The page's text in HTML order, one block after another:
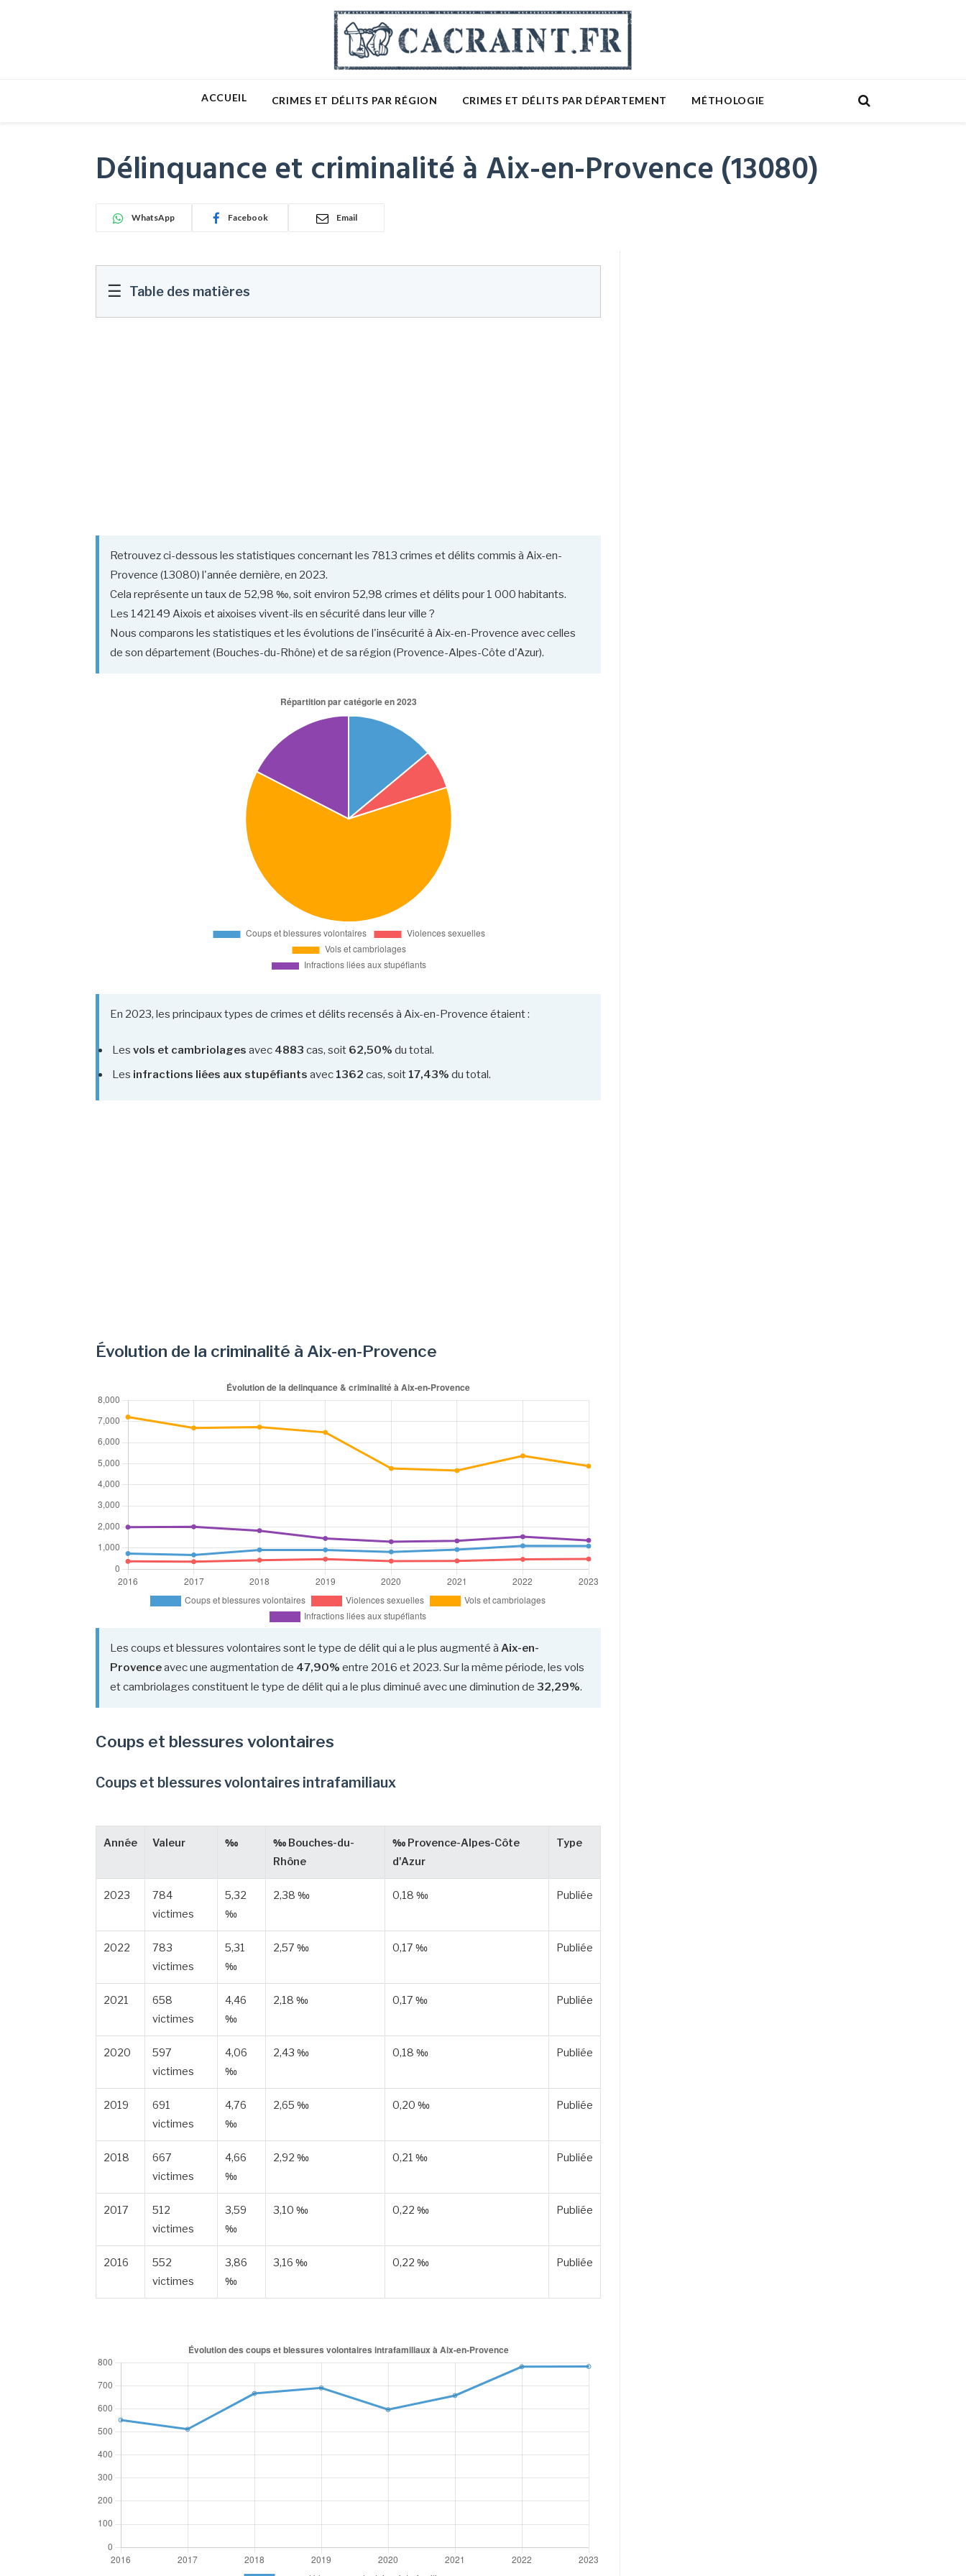
ACCUEIL CRIMES ET DÉLITS PAR RÉGION CRIMES ET DÉLITS PAR DÉPARTEMENT MÉTHOLOGIE
Délinquance et criminalité à Aix-en-Provence (13080)
WhatsApp Facebook Email
☰ Table des matières
Retrouvez ci-dessous les statistiques concernant les 7813 crimes et délits commis à Aix-en-
Provence (13080) l'année dernière, en 2023.
Cela représente un taux de 52,98 ‰, soit environ 52,98 crimes et délits pour 1 000 habitants.
Les 142149 Aixois et aixoises vivent-ils en sécurité dans leur ville ?
Nous comparons les statistiques et les évolutions de l'insécurité à Aix-en-Provence avec celles
de son département (Bouches-du-Rhône) et de sa région (Provence-Alpes-Côte d'Azur).
En 2023, les principaux types de crimes et délits recensés à Aix-en-Provence étaient :
Les vols et cambriolages avec 4883 cas, soit 62,50% du total.
Les infractions liées aux stupéfiants avec 1362 cas, soit 17,43% du total.
Évolution de la criminalité à Aix-en-Provence
Les coups et blessures volontaires sont le type de délit qui a le plus augmenté à Aix-en-
Provenceavec une augmentation de 47,90% entre 2016 et 2023. Sur la même période, les vols
et cambriolages constituent le type de délit qui a le plus diminué avec une diminution de 32,29%.
Coups et blessures volontaires
Coups et blessures volontaires intrafamiliaux
Année Valeur ‰
‰ Bouches-du-
Rhône
‰ Provence-Alpes-Côte
d'Azur
Type
2023
784
victimes
5,32
‰
2,38 ‰ 0,18 ‰ Publiée
2022
783
victimes
5,31
‰
2,57 ‰ 0,17 ‰ Publiée
2021
658
victimes
4,46
‰
2,18 ‰ 0,17 ‰ Publiée
2020
597
victimes
4,06
‰
2,43 ‰ 0,18 ‰ Publiée
2019
691
victimes
4,76
‰
2,65 ‰ 0,20 ‰ Publiée
2018
667
victimes
4,66
‰
2,92 ‰ 0,21 ‰ Publiée
2017
512
victimes
3,59
‰
3,10 ‰ 0,22 ‰ Publiée
2016
552
victimes
3,86
‰
3,16 ‰ 0,22 ‰ Publiée